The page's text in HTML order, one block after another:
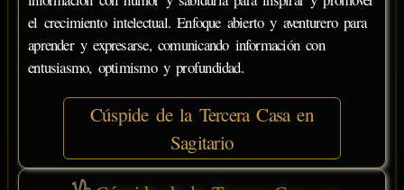
el crecimiento intelectual. Enfoque abierto y aventurero para
aprender y expresarse, comunicando información con
entusiasmo, optimismo y profundidad.
Cúspide de la Tercera Casa en
Sagitario